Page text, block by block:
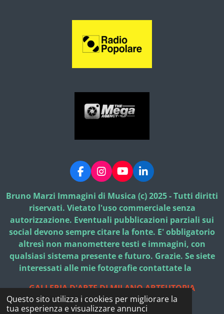
Questo sito utilizza i cookies per migliorare la
tua esperienza e visualizzare annunci
F
a
c
e
b
o
o
k
I
n
s
t
a
g
r
a
Y
o
u
T
u
b
e
L
i
n
k
e
d
I
n
Bruno Marzi Immagini di Musica (c) 2025 - Tutti diritti
riservati. Vietato l'uso commerciale senza
autorizzazione. Eventuali pubblicazioni parziali sui
social devono sempre citare la fonte. E' obbligatorio
altresì non manomettere testi e immagini, con
qualsiasi sistema presente e futuro. Grazie. Se siete
interessati alle mie fotografie contattate la
GALLERIA D'ARTE DI MILANO ARTEUTOPIA
© 2025 - 2026 Bruno Marzi Immagini di Musica